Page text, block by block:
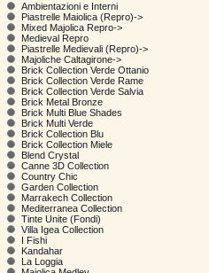
Ambientazioni e Interni
Piastrelle Maiolica (Repro)->
Mixed Majolica Repro->
Medieval Repro
Piastrelle Medievali (Repro)->
Majoliche Caltagirone->
Brick Collection Verde Ottanio
Brick Collection Verde Rame
Brick Collection Verde Salvia
Brick Metal Bronze
Brick Multi Blue Shades
Brick Multi Verde
Brick Collection Blu
Brick Collection Miele
Blend Crystal
Canne 3D Collection
Country Chic
Garden Collection
Marrakech Collection
Mediterranea Collection
Tinte Unite (Fondi)
Villa Igea Collection
I Fishi
Kandahar
La Loggia